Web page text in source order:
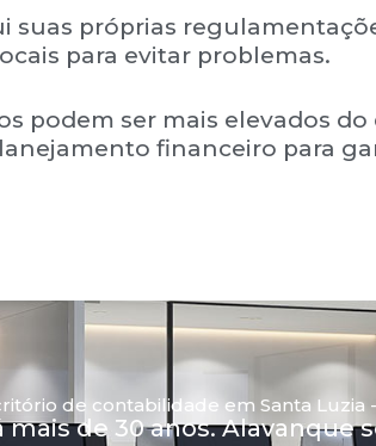
suas próprias
para evitar problemas.
podem ser mais elevados
financeiro para
de contabilidade em Santa Luzia -
mais de 30 anos. Alavanque